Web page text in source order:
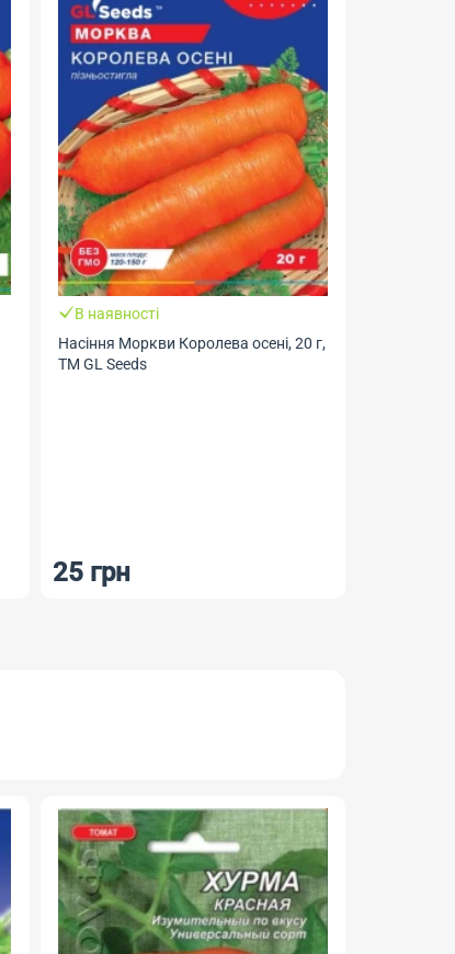
В наявності
Насіння Моркви Королева осені, 20 г,
ТМ GL Seeds
25 грн